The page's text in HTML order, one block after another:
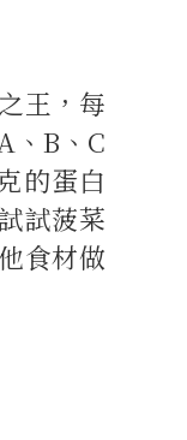
王，每
、B、C
的蛋白
試菠菜
食材做